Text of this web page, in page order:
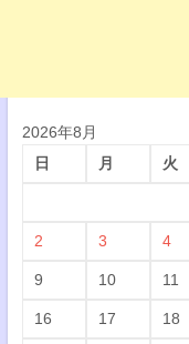
2026年8月
日
月 火
2 3 4
9 10 11
16 17 18